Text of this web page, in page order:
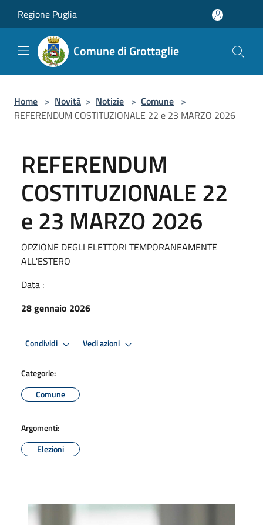
Regione Puglia
Comune di Grottaglie
Home > Novità > Notizie > Comune >
REFERENDUM COSTITUZIONALE 22 e 23 MARZO 2026
REFERENDUM
COSTITUZIONALE 22
e 23 MARZO 2026
OPZIONE DEGLI ELETTORI TEMPORANEAMENTE
ALL'ESTERO
Data :
28 gennaio 2026
Condividi Vedi azioni
Categorie:
Comune
Argomenti:
Elezioni